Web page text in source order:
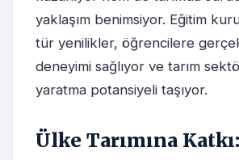
yaklaşım benimsiyor. Eğitim
tür yenilikler, öğrencilere
deneyimi sağlıyor ve tarım
yaratma potansiyeli taşıyor.
Ülke Tarımına